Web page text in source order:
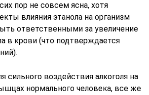
пор не совсем ясна, хотя
влияния этанола на организм
ответственными за увеличение
в крови (что подтверждается
сильного воздействия алкоголя на
нормального человека, все же